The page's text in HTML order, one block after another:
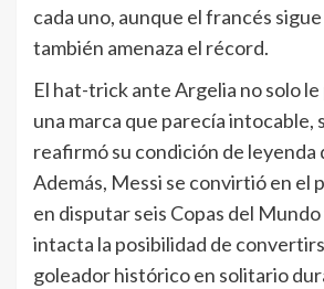
cada uno, aunque el francés
también amenaza el récord.
El hat-trick ante Argelia no solo
una marca que parecía intocable,
reafirmó su condición de leyenda
Además, Messi se convirtió en el
en disputar seis Copas del
intacta la posibilidad de
goleador histórico en solitario